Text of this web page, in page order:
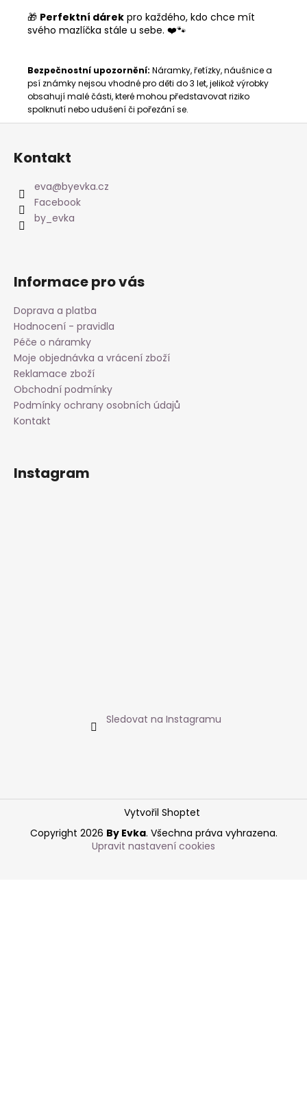
🎁 Perfektní dárek pro každého, kdo chce mít
svého mazlíčka stále u sebe. ❤️🐾
Bezpečnostní upozornění: Náramky, řetízky, náušnice a
psí známky nejsou vhodné pro děti do 3 let, jelikož výrobky
obsahují malé části, které mohou představovat riziko
spolknutí nebo udušení či pořezání se.
Kontakt
eva@byevka.cz
Facebook
by_evka
Informace pro vás
Doprava a platba
Hodnocení - pravidla
Péče o náramky
Moje objednávka a vrácení zboží
Reklamace zboží
Obchodní podmínky
Podmínky ochrany osobních údajů
Kontakt
Instagram
Sledovat na Instagramu
Vytvořil Shoptet
Copyright 2026 By Evka. Všechna práva vyhrazena.
Upravit nastavení cookies